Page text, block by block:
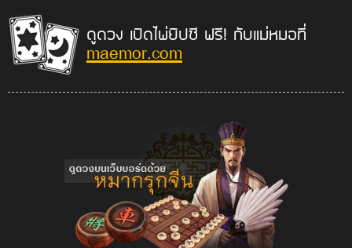
ดูดวง เปิดไพ่ยิปซี ฟรี! กับแม่หมอที่
maemor.com